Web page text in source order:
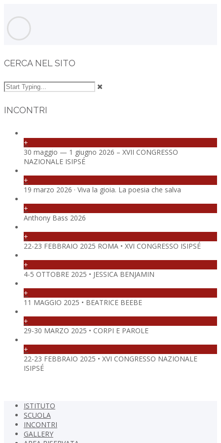
CERCA NEL SITO
INCONTRI
+
30 maggio — 1 giugno 2026 – XVII CONGRESSO
NAZIONALE ISIPSÉ
+
19 marzo 2026 · Viva la gioia. La poesia che salva
+
Anthony Bass 2026
+
22-23 FEBBRAIO 2025 ROMA • XVI CONGRESSO ISIPSÉ
+
4-5 OTTOBRE 2025 • JESSICA BENJAMIN
+
11 MAGGIO 2025 • BEATRICE BEEBE
+
29-30 MARZO 2025 • CORPI E PAROLE
+
22-23 FEBBRAIO 2025 • XVI CONGRESSO NAZIONALE
ISIPSÉ
ISTITUTO
SCUOLA
INCONTRI
GALLERY